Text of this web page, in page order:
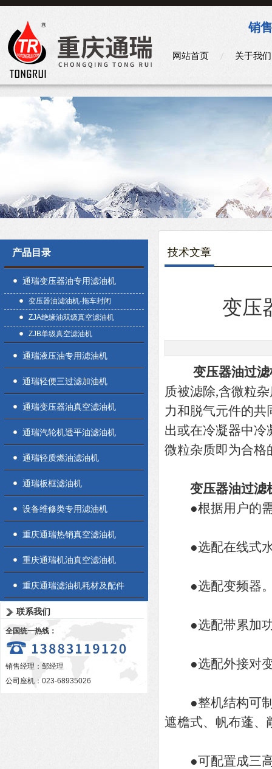
销
网站首页 关于我们
产品目录
通瑞变压器油专用滤油机
变压器油滤油机-拖车封闭
ZJA绝缘油双级真空滤油机
ZJB单级真空滤油机
通瑞液压油专用滤油机
通瑞轻便三过滤加油机
通瑞变压器油真空滤油机
通瑞汽轮机透平油滤油机
通瑞轻质燃油滤油机
通瑞板框滤油机
设备维修类专用滤油机
重庆通瑞热销真空滤油机
重庆通瑞机油真空滤油机
重庆通瑞滤油机耗材及配件
联系我们
全国统一热线：
销售经理：邹经理
公司座机：023-68935026
技术文章
变压
变压器油过
质被滤除,含微粒
力和脱气元件的共
出或在冷凝器中冷
微粒杂质即为合格
变压器油过滤
●根据用户的需
●选配在线式水
●选配变频器
●选配带累加功
●选配外接对变
●整机结构可制
遮檐式、帆布蓬、
●可配置成三高